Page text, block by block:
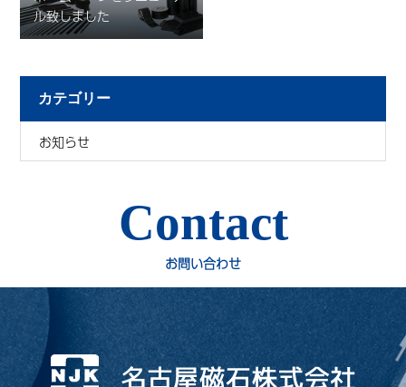
ル致しました
カテゴリー
お知らせ
Contact
お問い合わせ